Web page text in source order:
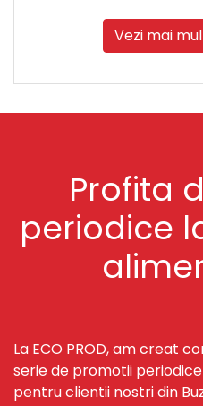
Vezi mai
Profita
periodice
La ECO PROD, am creat
serie de promotii
pentru clientii nostri din